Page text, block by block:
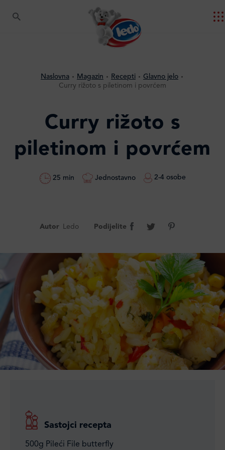
Naslovna Magazin Recepti
Glavno jelo
Curry rižoto s piletinom i povrćem
Curry rižoto s
piletinom i povrćem
25 min Jednostavno 2-4 osobe
Autor Ledo Podijelite
Sastojci recepta
500g Pileći File butterfly